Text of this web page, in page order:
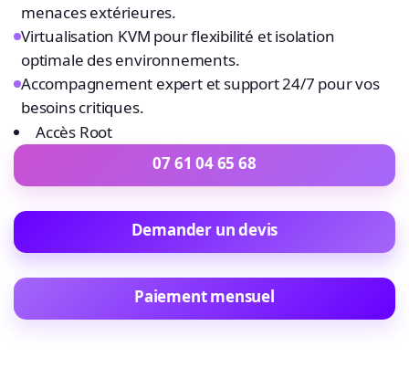
menaces extérieures.
Virtualisation KVM pour flexibilité et isolation
optimale des environnements.
Accompagnement expert et support 24/7 pour vos
besoins critiques.
Accès Root
07 61 04 65 68
Demander un devis
Paiement mensuel